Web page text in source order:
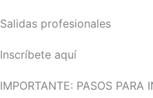
Salidas profesionales
Inscríbete aquí
IMPORTANTE: PASOS PARA